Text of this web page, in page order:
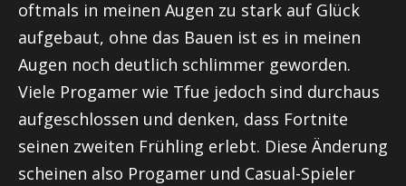
oftmals in meinen Augen zu stark auf Glück
aufgebaut, ohne das Bauen ist es in meinen
Augen noch deutlich schlimmer geworden.
Viele Progamer wie Tfue jedoch sind durchaus
aufgeschlossen und denken, dass Fortnite
seinen zweiten Frühling erlebt. Diese Änderung
scheinen also Progamer und Casual-Spieler